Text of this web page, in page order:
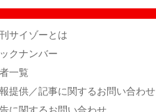
サイゾーとは
クナンバー
一覧
提供／記事に関するお問い合わせ